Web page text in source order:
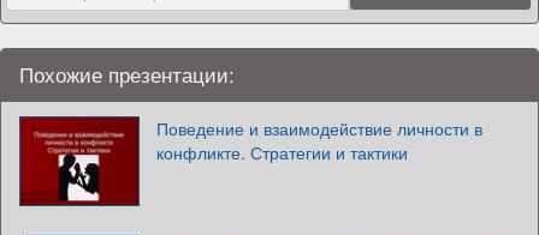
Похожие презентации:
Поведение и взаимодействие личности в
конфликте. Стратегии и тактики